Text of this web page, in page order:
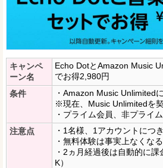
キャンペ
ーン名
Echo DotとAmazon Music
でお得2,980円
条件
・Amazon Music Unlimited
※現在、Music Unlimitedを
・プライム会員、非プライ
注意点
・1名様、1アカウントにつ
・無料体験は事実上なくなる
・2ヵ月経過後は自動的に
K）